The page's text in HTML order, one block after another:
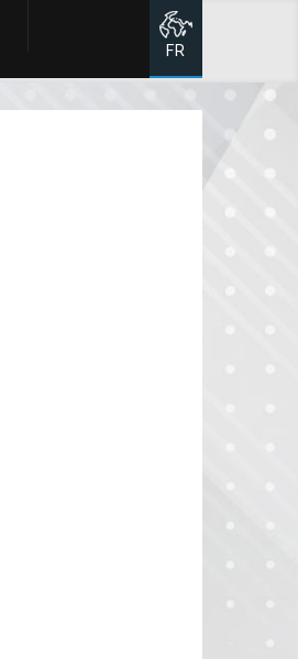
FR
Page d'accueil